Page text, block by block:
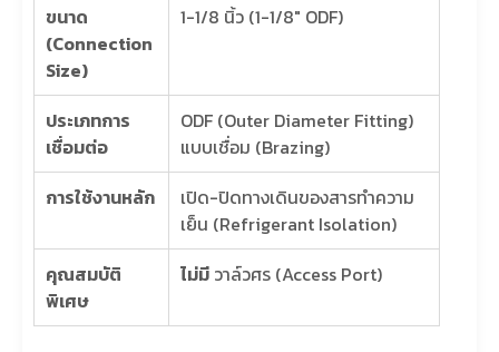
ขนาด
(Connection
Size)
1-1/8 นิ้ว (1-1/8″ ODF)
ประเภทการ
เชื่อมต่อ
ODF (Outer Diameter Fitting)
แบบเชื่อม (Brazing)
การใช้งานหลัก
เปิด-ปิดทางเดินของสารทำความ
เย็น (Refrigerant Isolation)
คุณสมบัติ
พิเศษ
ไม่มี วาล์วศร (Access Port)